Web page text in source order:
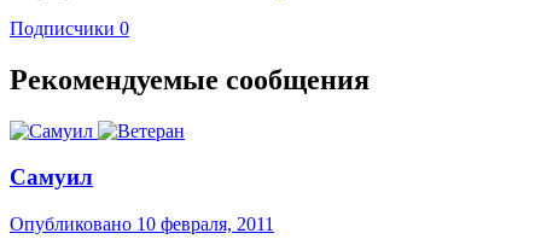
Подписчики 0
Рекомендуемые сообщения
Самуил
Опубликовано 10 февраля, 2011